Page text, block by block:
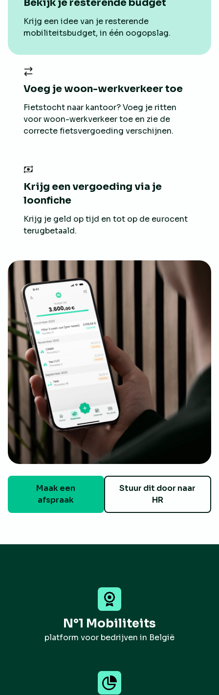
Bekijk je resterende budget
Krijg een idee van je resterende
mobiliteitsbudget, in één oogopslag.
Voeg je woon-werkverkeer toe
Fietstocht naar kantoor? Voeg je ritten
voor woon-werkverkeer toe en zie de
correcte fietsvergoeding verschijnen.
Krijg een vergoeding via je
loonfiche
Krijg je geld op tijd en tot op de eurocent
terugbetaald.
Maak een
afspraak
Stuur dit door naar
HR
N°1 Mobiliteits
platform voor bedrijven in België